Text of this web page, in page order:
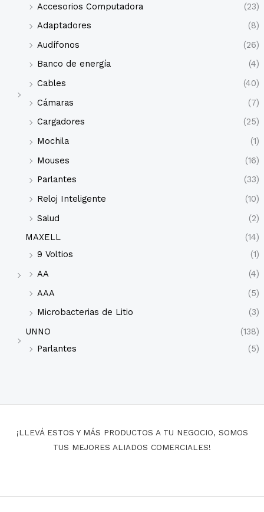
Accesorios Computadora
(23)
Adaptadores
(8)
Audífonos
(26)
Banco de energía
(4)
Cables
(40)
Cámaras
(7)
Cargadores
(25)
Mochila
(1)
Mouses
(16)
Parlantes
(33)
Reloj Inteligente
(10)
Salud
(2)
MAXELL
(14)
9 Voltios
(1)
AA
(4)
AAA
(5)
Microbacterias de Litio
(3)
UNNO
(138)
Parlantes
(5)
¡LLEVÁ ESTOS Y MÁS PRODUCTOS A TU NEGOCIO, SOMOS
TUS MEJORES ALIADOS COMERCIALES!